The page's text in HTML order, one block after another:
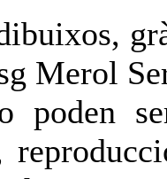
Merol
poden